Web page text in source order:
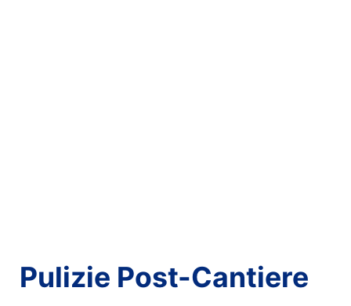
Pulizie Post-Cantiere